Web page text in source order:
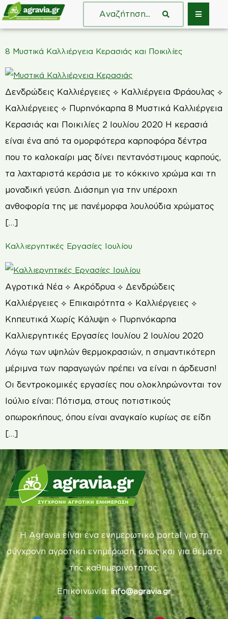
8 Μυστικά Καλλιέργεια Κερασιάς και Ποικιλίες
Δενδρώδεις Καλλιέργειες ⟡ Καλλιέργεια Φράουλας ⟡
Καλλιέργειες ⟡ Πυρηνόκαρπα 8 Μυστικά Καλλιέργεια
Κερασιάς και Ποικιλίες 2 Ιουλίου 2020 Η κερασιά
είναι ένα από τα ομορφότερα καρποφόρα δέντρα
που το καλοκαίρι μας δίνει πεντανόστιμους καρπούς,
τα λαχταριστά κεράσια με το κόκκινο χρώμα και τη
μοναδική γεύση. Διάσημη για την υπέροχη
ανθοφορία της με πανέμορφα λουλούδια χρώματος
[…]
Καλλιεργητικές Εργασίες Ιουλίου
Αγροτικά Νέα ⟡ Ακρόδρυα ⟡ Δενδρώδεις
Καλλιέργειες ⟡ Επικαιρότητα ⟡ Καλλιέργειες ⟡
Κηπευτικά Χωρίς Κάλυψη ⟡ Πυρηνόκαρπα
Καλλιεργητικές Εργασίες Ιουλίου 2 Ιουλίου 2020
Λόγω των υψηλών θερμοκρασιών, η σημαντικότερη
μέριμνα των παραγωγών πρέπει να είναι η άρδευση!
Οι δεντροκομικές εργασίες που ολοκληρώνονται τον
Ιούλιο είναι: Πότισμα, στους ποτιστικούς
οπωροκήπους, όπου είναι αναγκαίο κυρίως σε είδη
[…]
Η Agravia είναι ένα ενημερωτικό portal για τη
σύγχρονη αγροτική ενημέρωση, όπως και για θέματα
της καθημερινότητας.
Επικοινωνία: info@agravia.gr